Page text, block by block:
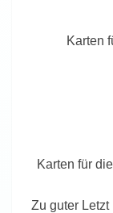
Karten
Karten für
Zu guter